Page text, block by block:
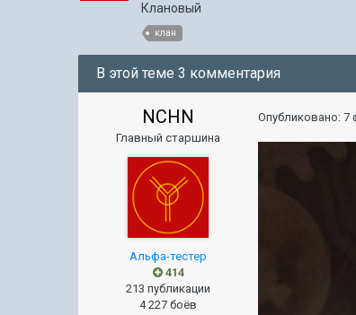
Клановый
клан
В этой теме 3 комментария
NCHN
Главный старшина
Альфа-тестер
414
213 публикации
4 227 боёв
Опубликовано:7